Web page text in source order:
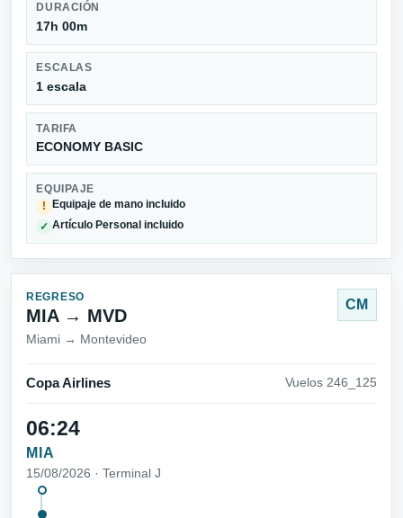
DURACIÓN
17h 00m
ESCALAS
1 escala
TARIFA
ECONOMY BASIC
EQUIPAJE
!
Equipaje de mano incluido
✓ Artículo Personal incluido
REGRESO
MIA → MVD
Miami → Montevideo
CM
Copa Airlines Vuelos 246_125
06:24
MIA
15/08/2026 · Terminal J